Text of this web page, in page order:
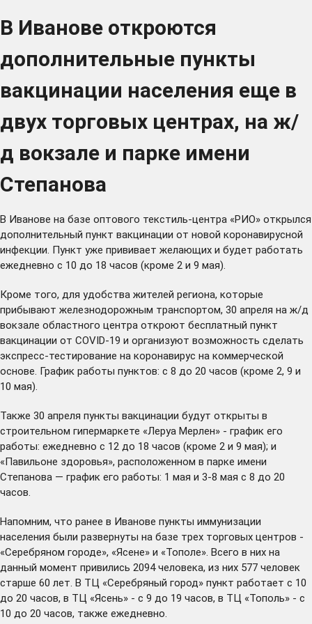
В Иванове откроются
дополнительные пункты
вакцинации населения еще в
двух торговых центрах, на ж/
д вокзале и парке имени
Степанова
В Иванове на базе оптового текстиль-центра «РИО» открылся
дополнительный пункт вакцинации от новой коронавирусной
инфекции. Пункт уже прививает желающих и будет работать
ежедневно с 10 до 18 часов (кроме 2 и 9 мая).
Кроме того, для удобства жителей региона, которые
прибывают железнодорожным транспортом, 30 апреля на ж/д
вокзале областного центра откроют бесплатный пункт
вакцинации от COVID-19 и организуют возможность сделать
экспресс-тестирование на коронавирус на коммерческой
основе. График работы пунктов: с 8 до 20 часов (кроме 2, 9 и
10 мая).
Также 30 апреля пункты вакцинации будут открыты в
строительном гипермаркете «Леруа Мерлен» - график его
работы: ежедневно с 12 до 18 часов (кроме 2 и 9 мая); и
«Павильоне здоровья», расположенном в парке имени
Степанова — график его работы: 1 мая и 3-8 мая с 8 до 20
часов.
Напомним, что ранее в Иванове пункты иммунизации
населения были развернуты на базе трех торговых центров -
«Серебряном городе», «Ясене» и «Тополе». Всего в них на
данный момент привились 2094 человека, из них 577 человек
старше 60 лет. В ТЦ «Серебряный город» пункт работает с 10
до 20 часов, в ТЦ «Ясень» - с 9 до 19 часов, в ТЦ «Тополь» - с
10 до 20 часов, также ежедневно.